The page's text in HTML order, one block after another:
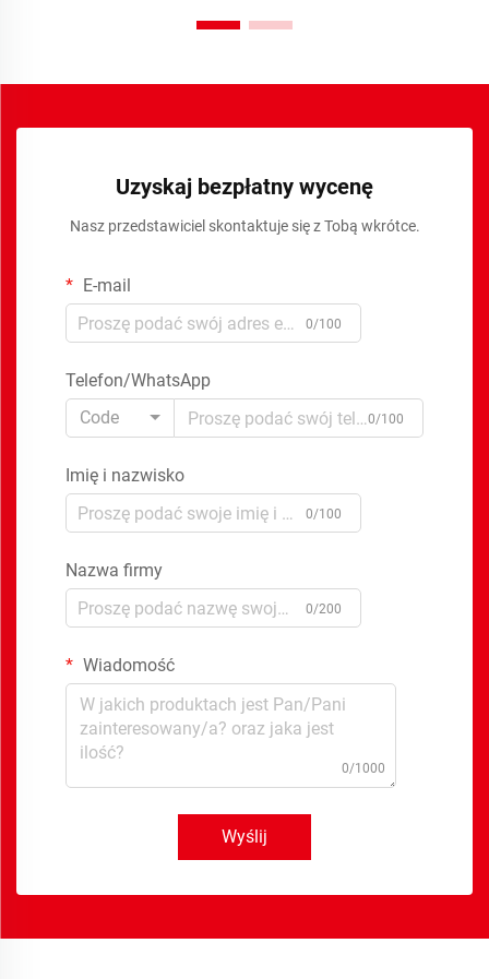
Uzyskaj bezpłatny wycenę
Nasz przedstawiciel skontaktuje się z Tobą wkrótce.
E-mail
0/100
Telefon/WhatsApp
Code
0/100
Imię i nazwisko
0/100
Nazwa firmy
0/200
Wiadomość
0/1000
Wyślij